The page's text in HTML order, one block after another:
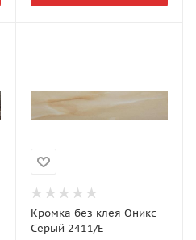
Кромка без клея Оникс
Серый 2411/E